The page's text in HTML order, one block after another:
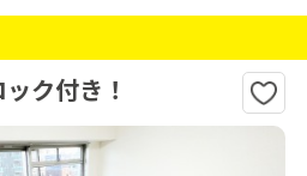
ク付き！